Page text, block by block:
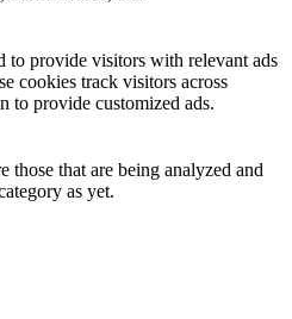
to provide visitors with relevant ads
cookies track visitors across
to provide customized ads.
those that are being analyzed and
as yet.